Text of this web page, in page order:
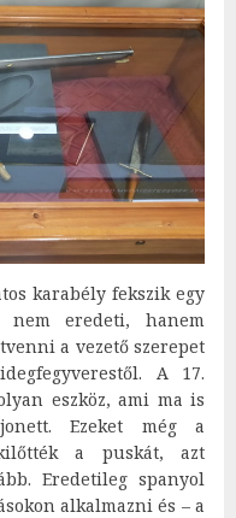
karabély fekszik egy
eredeti, hanem
a vezető szerepet
A 17.
eszköz, ami ma is
Ezeket még a
a puskát, azt
Eredetileg spanyol
alkalmazni és – a